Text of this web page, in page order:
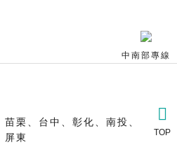
中南部專線
栗、台中、彰化、南投、
屏東
TOP